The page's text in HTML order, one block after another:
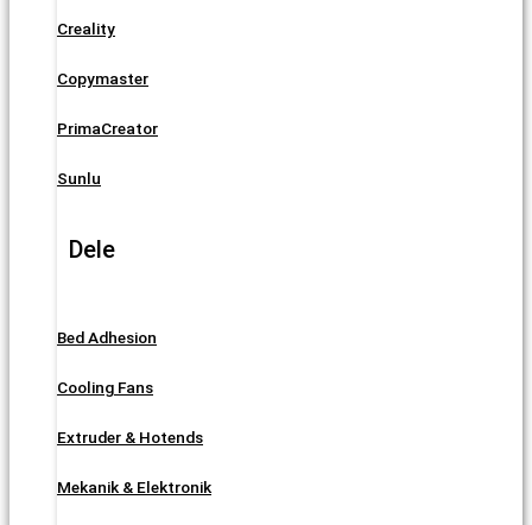
Creality
Copymaster
PrimaCreator
Sunlu
Dele
Bed Adhesion
Cooling Fans
Extruder & Hotends
Mekanik & Elektronik